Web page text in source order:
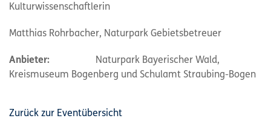
Kulturwissenschaftlerin
Matthias Rohrbacher, Naturpark Gebietsbetreuer
Anbieter:
Naturpark Bayerischer Wald,
Kreismuseum Bogenberg und Schulamt Straubing-Bogen
Zurück zur Eventübersicht